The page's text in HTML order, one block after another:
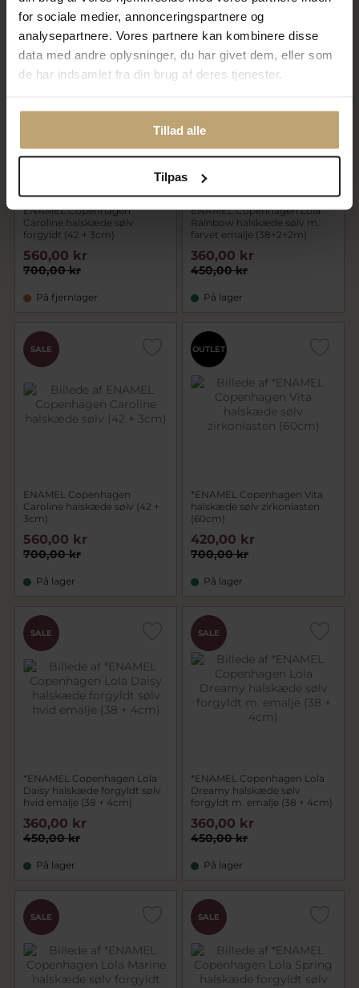
for sociale medier, annonceringspartnere og
analysepartnere. Vores partnere kan kombinere disse
data med andre oplysninger, du har givet dem, eller som
de har indsamlet fra din brug af deres tjenester.
Tillad alle
Tilpas
På fjernlager På lager
ENAMEL Copenhagen
Caroline halskæde sølv
forgyldt (42 + 3cm)
700,00 kr
560,00 kr
På fjernlager
ENAMEL Copenhagen Lola
Rainbow halskæde sølv m.
farvet emalje (38+2+2m)
450,00 kr
360,00 kr
På lager
SALE
ENAMEL Copenhagen
Caroline halskæde sølv (42 +
3cm)
700,00 kr
560,00 kr
På lager
OUTLET
*ENAMEL Copenhagen Vita
halskæde sølv zirkoniasten
(60cm)
700,00 kr
420,00 kr
På lager
SALE
*ENAMEL Copenhagen Lola
Daisy halskæde forgyldt sølv
hvid emalje (38 + 4cm)
450,00 kr
360,00 kr
På lager
SALE
*ENAMEL Copenhagen Lola
Dreamy halskæde sølv
forgyldt m. emalje (38 + 4cm)
450,00 kr
360,00 kr
På lager
SALE SALE